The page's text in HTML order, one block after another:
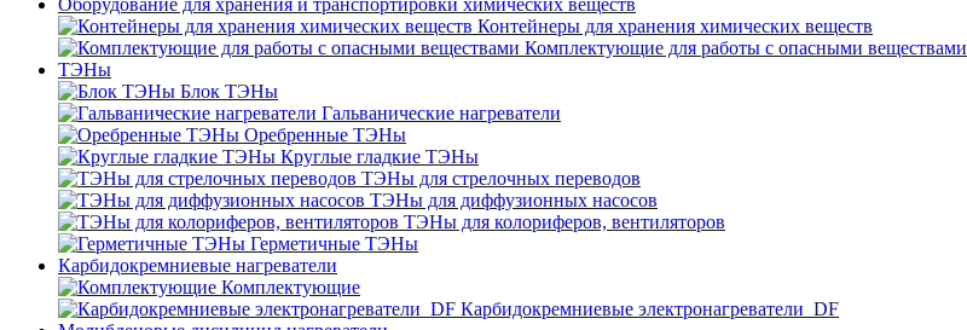
Оборудование для хранения и транспортировки химических веществ
Контейнеры для хранения химических веществ
Комплектующие для работы с опасными веществами
ТЭНы
Блок ТЭНы
Гальванические нагреватели
Оребренные ТЭНы
Круглые гладкие ТЭНы
ТЭНы для стрелочных переводов
ТЭНы для диффузионных насосов
ТЭНы для колориферов, вентиляторов
Герметичные ТЭНы
Карбидокремниевые нагреватели
Комплектующие
Карбидокремниевые электронагреватели_DF